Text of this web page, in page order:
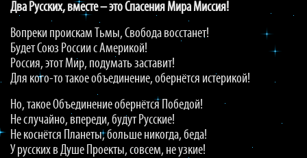
Два Русских, вместе – это Спасения Мира Миссия!
Вопреки проискам Тьмы, Свобода восстанет!
Будет Союз России с Америкой!
Россия, этот Мир, подумать заставит!
Для кого-то такое объединение, обернётся истерикой!
Но, такое Объединение обернётся Победой!
Не случайно, впереди, будут Русские!
Не коснётся Планеты, больше никогда, беда!
У русских в Душе Проекты, совсем, не узкие!